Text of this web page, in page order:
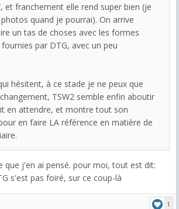
et franchement elle rend super bien (je
quand je pourrai). On arrive
un tas de choses avec les formes
par DTG, avec un peu
hésitent, à ce stade je ne peux que
TSW2 semble enfin aboutir
en attendre, et montre tout son
en faire LA référence en matière de
que j'en ai pensé. pour moi, tout est dit:
s'est pas foiré, sur ce coup-là
1